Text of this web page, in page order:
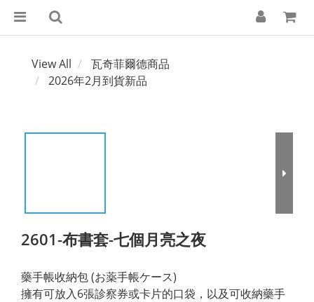
View All
瓦奇菲爾德商品
2026年2月到貨新品
2601-布書套-七個月亮之夜
藥手帳收納包 (お薬手帳ケース)
擁有可放入6張診察券或卡片的口袋，以及可收納藥手